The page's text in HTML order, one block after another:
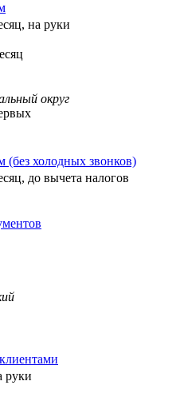
на руки
округ
холодных звонков)
до вычета налогов
руки